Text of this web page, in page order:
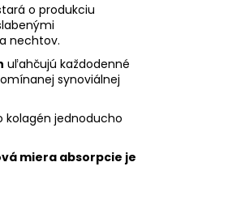
o produkciu
nechtov.
uľahčujú každodenné
synoviálnej
kolagén jednoducho
miera absorpcie je